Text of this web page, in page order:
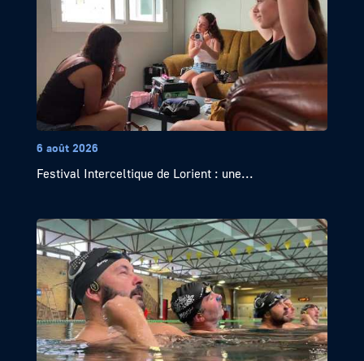
6 août 2026
Festival Interceltique de Lorient : une...